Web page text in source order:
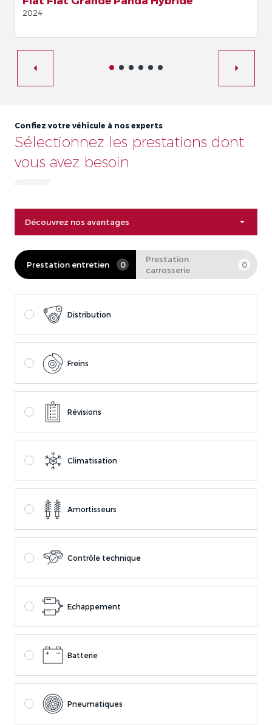
2024
Confiez votre véhicule à nos experts
Sélectionnez les prestations dont
vous avez besoin
Découvrez nos avantages
Prestation entretien 0
Prestation
carrosserie
0
Distribution
Freins
Révisions
Climatisation
Amortisseurs
Contrôle technique
Echappement
Batterie
Pneumatiques